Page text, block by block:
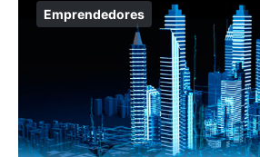
Emprendedores